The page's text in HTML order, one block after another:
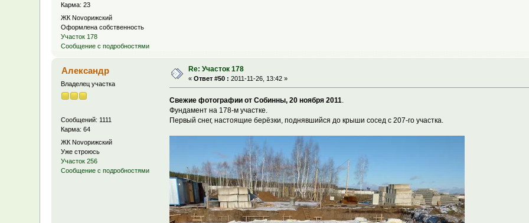
Карма: 23
ЖК Novoрижский
Оформлена собственность
Участок 178
Сообщение с подробностями
Александр
Владелец участка
Сообщений: 1111
Карма: 64
ЖК Novoрижский
Уже строюсь
Участок 256
Сообщение с подробностями
Re: Участок 178
«Ответ #50 : 2011-11-26, 13:42 »
Свежие фотографии от Собинны, 20 ноября 2011
Фундамент на 178-м участке.
Первый снег, настоящие берёзки, поднявшийся до крыши сосед с 207-го участка.